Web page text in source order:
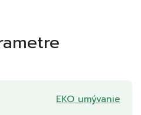
EKO umývanie